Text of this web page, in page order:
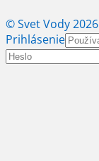
© Svet Vody 2026
Prihlásenie